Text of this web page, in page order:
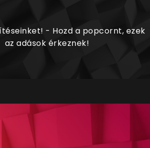
- Hozd a popcornt, ezek
az adások érkeznek!